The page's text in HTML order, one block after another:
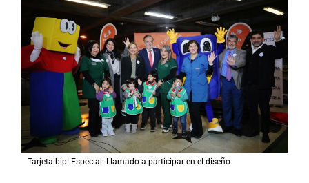
Tarjeta bip! Especial: Llamado a participar en el diseño